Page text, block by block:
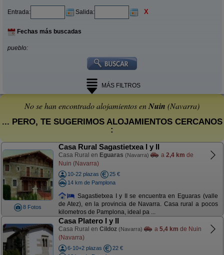
Entrada: Salida: X
Fechas más buscadas
pueblo:
MÁS FILTROS
No se han encontrado alojamientos enNuin (Navarra)
... PERO, TE SUGERIMOS ALOJAMIENTOS CERCANOS
:
8 Fotos
Casa Rural Sagastietxea I y II
Casa Rural en Eguaras (Navarra) a 2,4 km de
Nuin (Navarra)
10-22 plazas
25 €
14 km de Pamplona
Sagastietxea I y II se encuentra en Eguaras (valle
de Atez), en la provincia de Navarra. Casa rural a pocos
kilometros de Pamplona, ideal pa ...
Casa Platero I y II
Casa Rural en Cildoz (Navarra) a 5,4 km de Nuin
(Navarra)
6-10+2 plazas
22 €